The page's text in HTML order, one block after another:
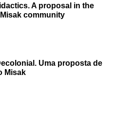
A proposal in the
community
Uma proposta de
Misak